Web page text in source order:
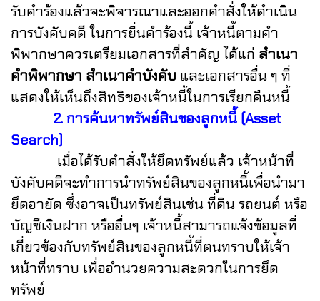
รับคำร้องแล้วจะพิจารณาและออกคำสั่งให้ดำเนิน
การบังคับคดีในการยื่นคำร้องนี้ เจ้าหนี้ตามคำ
พิพากษาควรเตรียมเอกสารที่สำคัญ ได้แก่ สำเนา
คำพิพากษา สำเนาคำบังคับ และเอกสารอื่น ๆ ที่
แสดงให้เห็นถึงสิทธิของเจ้าหนี้ในการเรียกคืนหนี้
2. การค้นหาทรัพย์สินของลูกหนี้ (Asset
Search)
เมื่อได้รับคำสั่งให้ยึดทรัพย์แล้ว เจ้าหน้าที่
บังคับคดีจะทำการนำทรัพย์สินของลูกหนี้เพื่อนำมา
ยึดอายัด ซึ่งอาจเป็นทรัพย์สินเช่น ที่ดิน รถยนต์ หรือ
บัญชีเงินฝาก หรืออื่นๆ เจ้าหนี้สามารถแจ้งข้อมูลที่
เกี่ยวข้องกับทรัพย์สินของลูกหนี้ที่ตนทราบให้เจ้า
หน้าที่ทราบ เพื่ออำนวยความสะดวกในการยึด
ทรัพย์